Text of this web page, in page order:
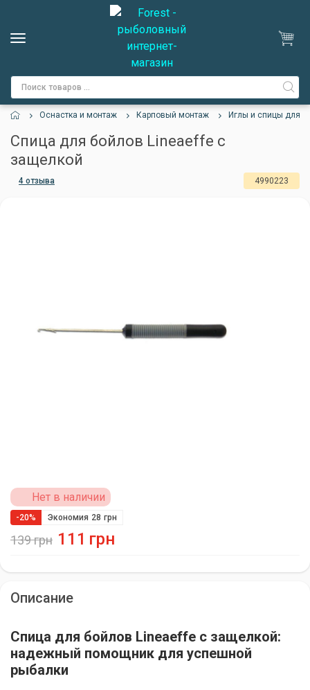
Оснастка и монтаж Карповый монтаж Иглы и спицы для
Спица для бойлов Lineaeffe с
защелкой
4 отзыва 4990223
Нет в наличии
139грн
-20% Экономия 28 грн
111 грн
Описание
Спица для бойлов Lineaeffe с защелкой:
надежный помощник для успешной
рыбалки